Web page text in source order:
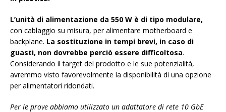
L’unità di alimentazione da 550 W è di tipo modulare,
con cablaggio su misura, per alimentare motherboard e
backplane. La sostituzione in tempi brevi, in caso di
guasti, non dovrebbe perciò essere difficoltosa.
Considerando il target del prodotto e le sue potenzialità,
avremmo visto favorevolmente la disponibilità di una opzione
per alimentatori ridondati.
Per le prove abbiamo utilizzato un adattatore di rete 10 GbE